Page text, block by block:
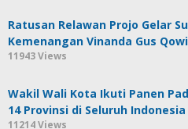
Ratusan Relawan Projo Gelar
Kemenangan Vinanda Gus
11943 Views
Wakil Wali Kota Ikuti Panen
14 Provinsi di Seluruh
11214 Views